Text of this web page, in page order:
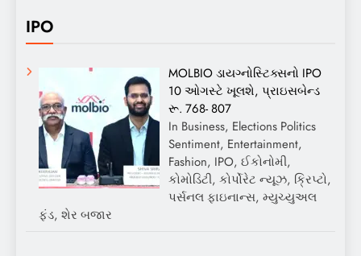
IPO
MOLBIO ડાયગ્નોસ્ટિક્સનો IPO
10 ઓગસ્ટે ખૂલશે, પ્રાઇસબેન્ડ
રૂ. 768- 807
In Business, Elections Politics
Sentiment, Entertainment,
Fashion, IPO, ઈકોનોમી,
કોમોડિટી, કોર્પોરેટ ન્યૂઝ, ક્રિપ્ટો,
પર્સનલ ફાઇનાન્સ, મ્યુચ્યુઅલ
ફંડ, શેર બજાર